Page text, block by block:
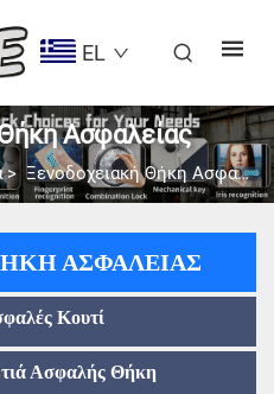
EL
Ασφαλείας
> Ξενοδοχειακή Θήκη Ασφαλείας
ΑΣΦΑΛΕΊΑΣ
Κουτί
Ασφαλής Θήκη